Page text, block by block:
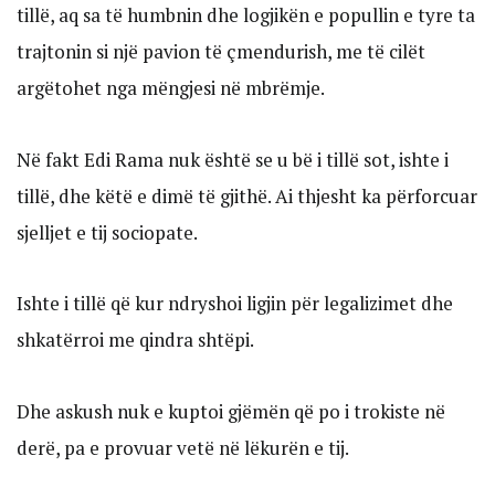
tillë, aq sa të humbnin dhe logjikën e popullin e tyre ta
trajtonin si një pavion të çmendurish, me të cilët
argëtohet nga mëngjesi në mbrëmje.
Në fakt Edi Rama nuk është se u bë i tillë sot, ishte i
tillë, dhe këtë e dimë të gjithë. Ai thjesht ka përforcuar
sjelljet e tij sociopate.
Ishte i tillë që kur ndryshoi ligjin për legalizimet dhe
shkatërroi me qindra shtëpi.
Dhe askush nuk e kuptoi gjëmën që po i trokiste në
derë, pa e provuar vetë në lëkurën e tij.